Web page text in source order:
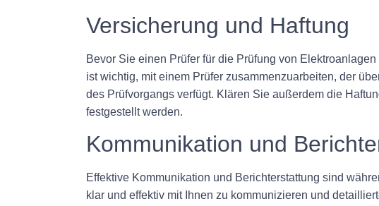
Versicherung und Haftung
Bevor Sie einen Prüfer für die Prüfung von
ist wichtig, mit einem Prüfer zusammenzuarbeiten, der
des Prüfvorgangs verfügt. Klären Sie außerdem die
festgestellt werden.
Kommunikation und
Effektive Kommunikation und Berichterstattung sind
klar und effektiv mit Ihnen zu kommunizieren und